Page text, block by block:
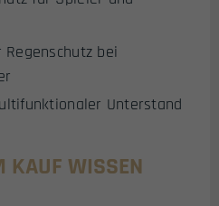
bei
Unterstand
KAUF WISSEN